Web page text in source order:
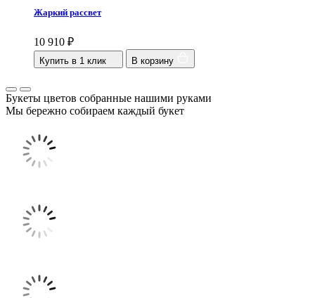
Жаркий рассвет
10 910 ₽
Купить в 1 клик В корзину
Букеты цветов собранные нашими руками
Мы бережно собираем каждый букет